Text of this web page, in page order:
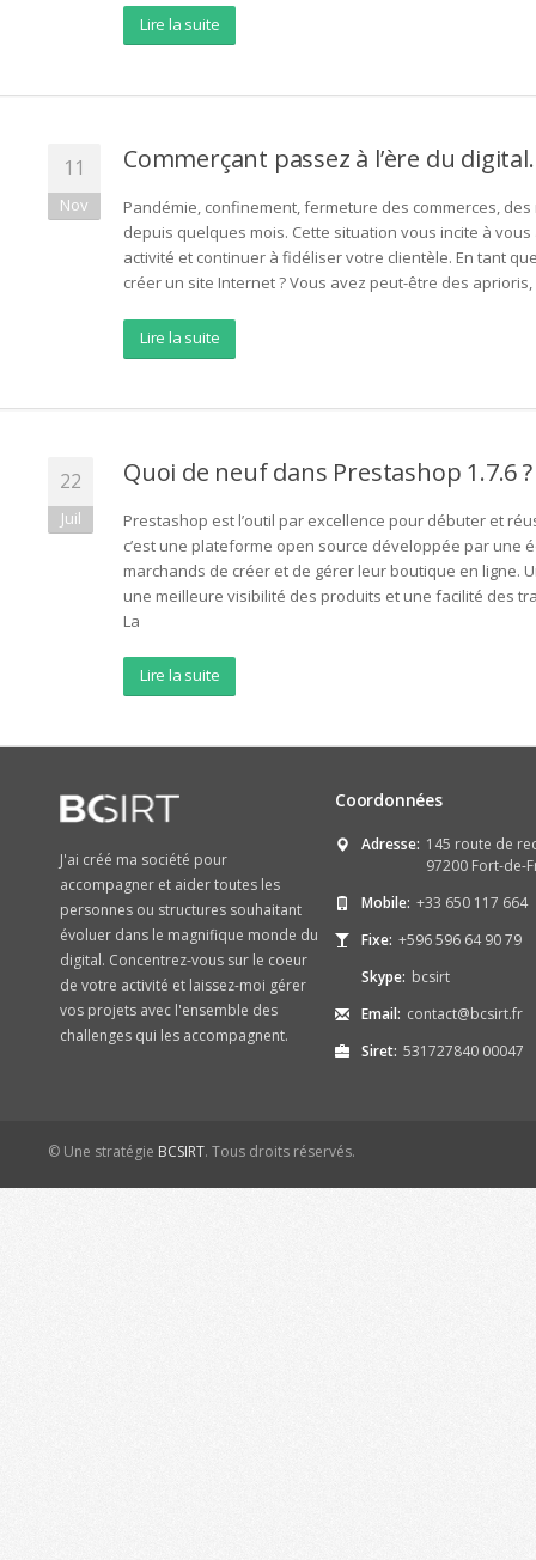
Lire la suite
11
Nov
Commerçant passez à l’ère du digital.
Pandémie, confinement, fermeture des commerces,
depuis quelques mois. Cette situation vous incite à
activité et continuer à fidéliser votre clientèle. En tant
créer un site Internet ? Vous avez peut-être des aprioris,
Lire la suite
22
Juil
Quoi de neuf dans Prestashop 1.7.6 ?
Prestashop est l’outil par excellence pour débuter et
c’est une plateforme open source développée par une
marchands de créer et de gérer leur boutique en ligne.
une meilleure visibilité des produits et une facilité des
La
Lire la suite
J'ai créé ma société pour
accompagner et aider toutes les
personnes ou structures souhaitant
évoluer dans le magnifique monde du
digital. Concentrez-vous sur le coeur
de votre activité et laissez-moi gérer
vos projets avec l'ensemble des
challenges qui les accompagnent.
Coordonnées
Adresse: 145 route de
97200 Fort-de-
Mobile: +33 650 117 664
Fixe: +596 596 64 90 79
Skype: bcsirt
Email: contact@bcsirt.fr
Siret: 531727840 00047
© Une stratégie BCSIRT. Tous droits réservés.